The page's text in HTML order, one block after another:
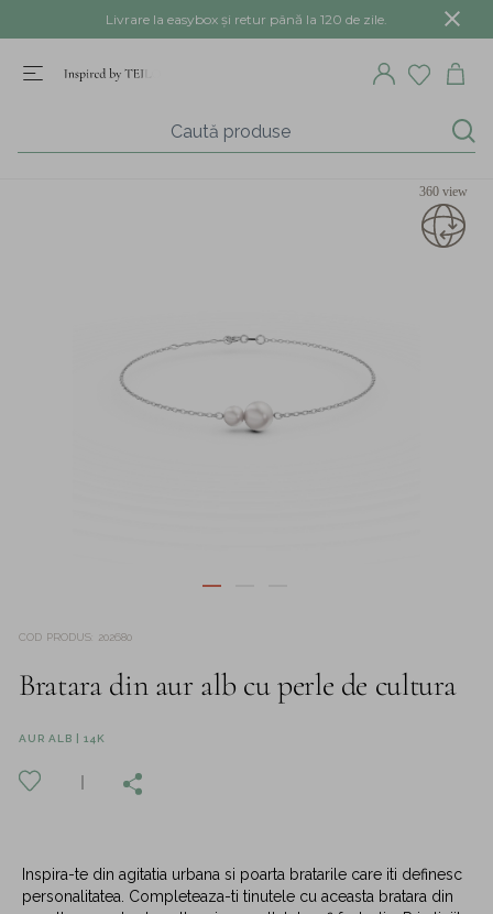
Livrare la easybox și retur până la 120 de zile.
360 view
COD PRODUS 202680
Bratara din aur alb cu perle de cultura
AUR ALB | 14K
Inspira-te din agitatia urbana si poarta bratarile care iti definesc
personalitatea. Completeaza-ti tinutele cu aceasta bratara din